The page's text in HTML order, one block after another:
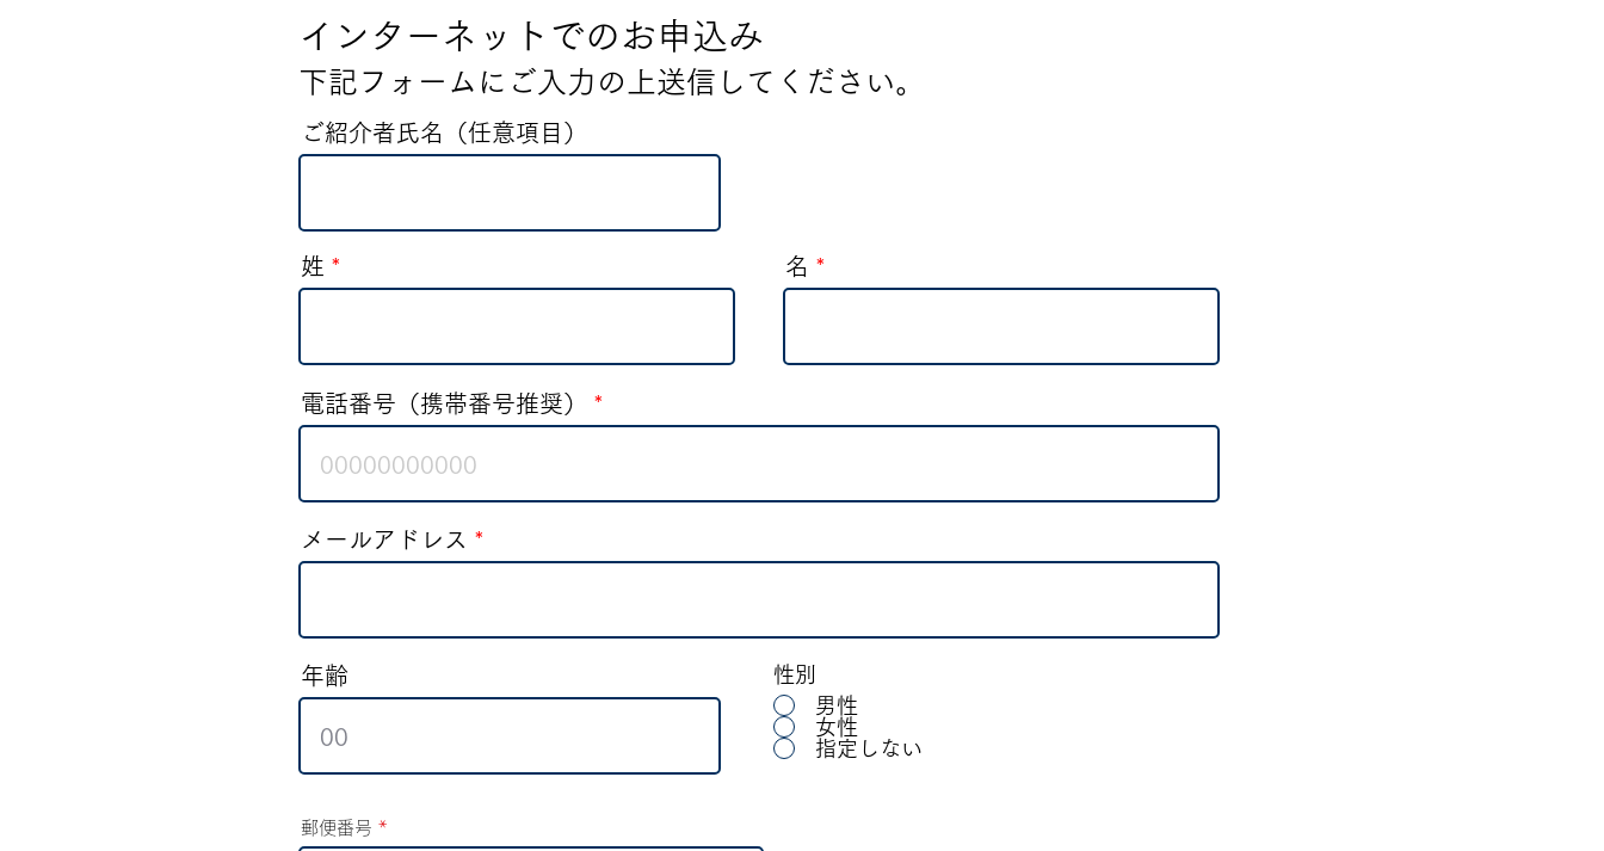
インターネットでのお申込み
下記フォームにご入力の上送信してください。
ご紹介者氏名（任意項目）
姓 名
電話番号（携帯番号推奨）
メールアドレス
年齢
性別
男性
女性
指定しない
郵便番号